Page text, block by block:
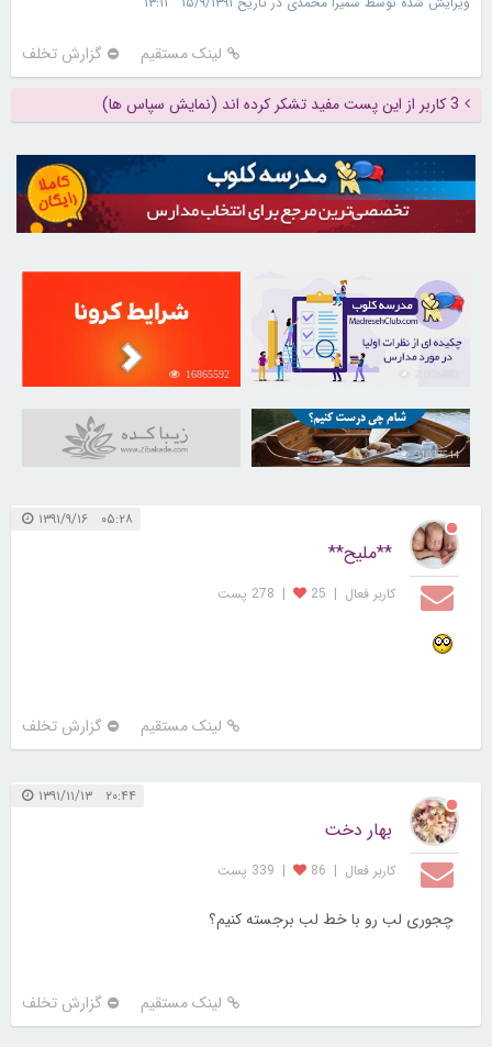
لینک مستقیم گزارش تخلف
3 کاربر از این پست مفید تشکر کرده اند (نمایش سپاس ها)
16865592
31037544
۰۵:۲۸ ۱۳۹۱/۹/۱۶
**ملیح**
کاربر فعال |
25
| 278 پست
لینک مستقیم گزارش تخلف
۲۰:۴۴ ۱۳۹۱/۱۱/۱۳
بهار دخت
کاربر فعال |
86
| 339 پست
چجوری لب رو با خط لب برجسته کنیم؟
لینک مستقیم گزارش تخلف